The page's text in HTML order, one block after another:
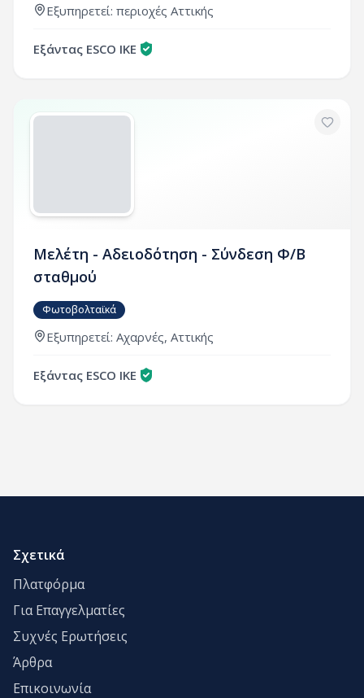
Εξυπηρετεί: περιοχές Αττικής
Εξάντας ESCO ΙΚΕ
Μελέτη - Αδειοδότηση - Σύνδεση Φ/Β
σταθμού
Φωτοβολταϊκά
Εξυπηρετεί: Αχαρνές, Αττικής
Εξάντας ESCO ΙΚΕ
Σχετικά
Πλατφόρμα
Για Επαγγελματίες
Συχνές Ερωτήσεις
Άρθρα
Επικοινωνία